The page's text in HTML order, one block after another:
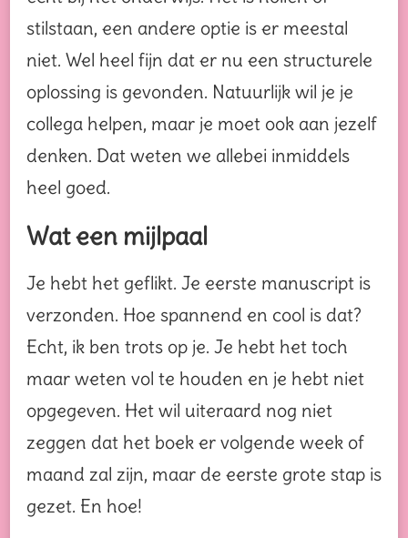
stilstaan, een andere optie is er meestal
niet. Wel heel fijn dat er nu een structurele
oplossing is gevonden. Natuurlijk wil je je
collega helpen, maar je moet ook aan jezelf
denken. Dat weten we allebei inmiddels
heel goed.
Wat een mijlpaal
Je hebt het geflikt. Je eerste manuscript is
verzonden. Hoe spannend en cool is dat?
Echt, ik ben trots op je. Je hebt het toch
maar weten vol te houden en je hebt niet
opgegeven. Het wil uiteraard nog niet
zeggen dat het boek er volgende week of
maand zal zijn, maar de eerste grote stap is
gezet. En hoe!